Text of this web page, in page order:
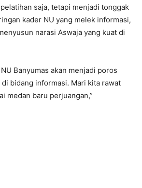
saja, tetapi menjadi tonggak
kader NU yang melek informasi,
narasi Aswaja yang kuat di
Banyumas akan menjadi poros
bidang informasi. Mari kita rawat
medan baru perjuangan,”